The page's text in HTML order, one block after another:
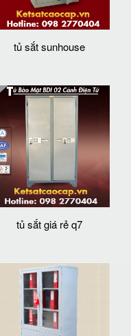
tủ sắt sunhouse
tủ sắt giá rẻ q7